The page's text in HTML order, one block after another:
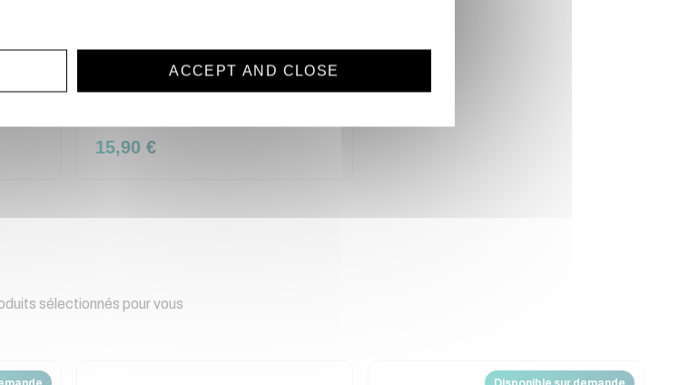
PAIRE DE SUPPORT ISOLANT POUR MONITEUR STUDIO 170X300X40mm
15,90 €
sélectionnés pour vous
ACCEPT AND CLOSE